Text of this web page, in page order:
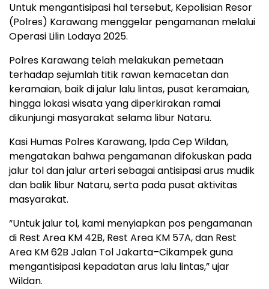
Untuk mengantisipasi hal tersebut, Kepolisian Resor
(Polres) Karawang menggelar pengamanan melalui
Operasi Lilin Lodaya 2025.
Polres Karawang telah melakukan pemetaan
terhadap sejumlah titik rawan kemacetan dan
keramaian, baik di jalur lalu lintas, pusat keramaian,
hingga lokasi wisata yang diperkirakan ramai
dikunjungi masyarakat selama libur Nataru.
Kasi Humas Polres Karawang, Ipda Cep Wildan,
mengatakan bahwa pengamanan difokuskan pada
jalur tol dan jalur arteri sebagai antisipasi arus mudik
dan balik libur Nataru, serta pada pusat aktivitas
masyarakat.
“Untuk jalur tol, kami menyiapkan pos pengamanan
di Rest Area KM 42B, Rest Area KM 57A, dan Rest
Area KM 62B Jalan Tol Jakarta–Cikampek guna
mengantisipasi kepadatan arus lalu lintas,” ujar
Wildan.